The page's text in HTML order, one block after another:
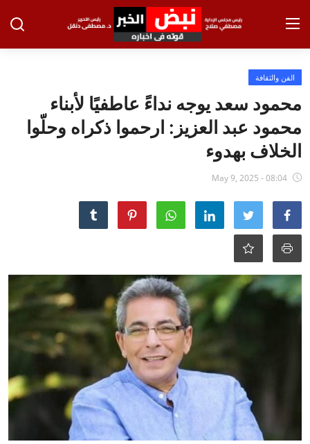
تسجيل الدخول
الرئيسية
الاخبار
الاقتصاد
الحوادث
التعليم
الفن والثقافة
المجتمع والمنوعات
الفن والثقافة
محمود سعد يوجه نداءً عاطفيًا لأبناء
محمود عبد العزيز: ارحموا ذكراه وحلّوا
الخلاف بهدوء
May 9, 2025 - 08:04